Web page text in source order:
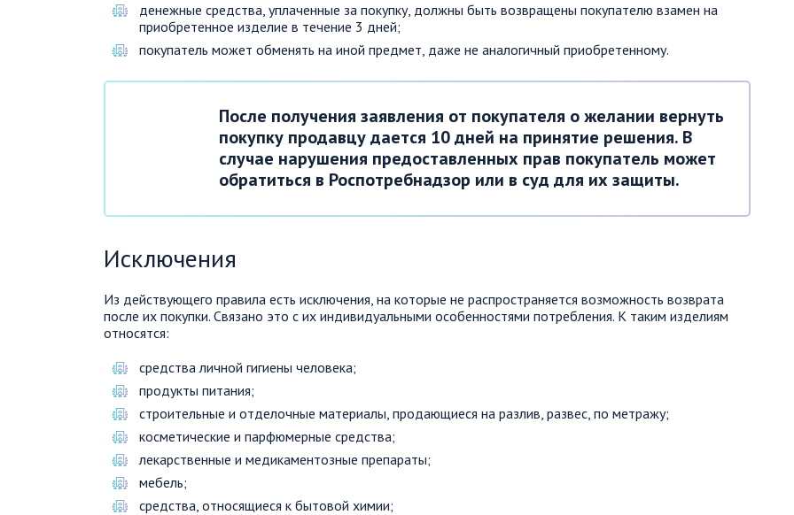
денежные средства, уплаченные за покупку, должны быть возвращены покупателю взамен на
приобретенное изделие в течение 3 дней;
покупатель может обменять на иной предмет, даже не аналогичный приобретенному.
После получения заявления от покупателя о желании вернуть
покупку продавцу дается 10 дней на принятие решения. В
случае нарушения предоставленных прав покупатель может
обратиться в Роспотребнадзор или в суд для их защиты.
Исключения
Из действующего правила есть исключения, на которые не распространяется возможность возврата
после их покупки. Связано это с их индивидуальными особенностями потребления. К таким изделиям
относятся:
средства личной гигиены человека;
продукты питания;
строительные и отделочные материалы, продающиеся на разлив, развес, по метражу;
косметические и парфюмерные средства;
лекарственные и медикаментозные препараты;
мебель;
средства, относящиеся к бытовой химии;